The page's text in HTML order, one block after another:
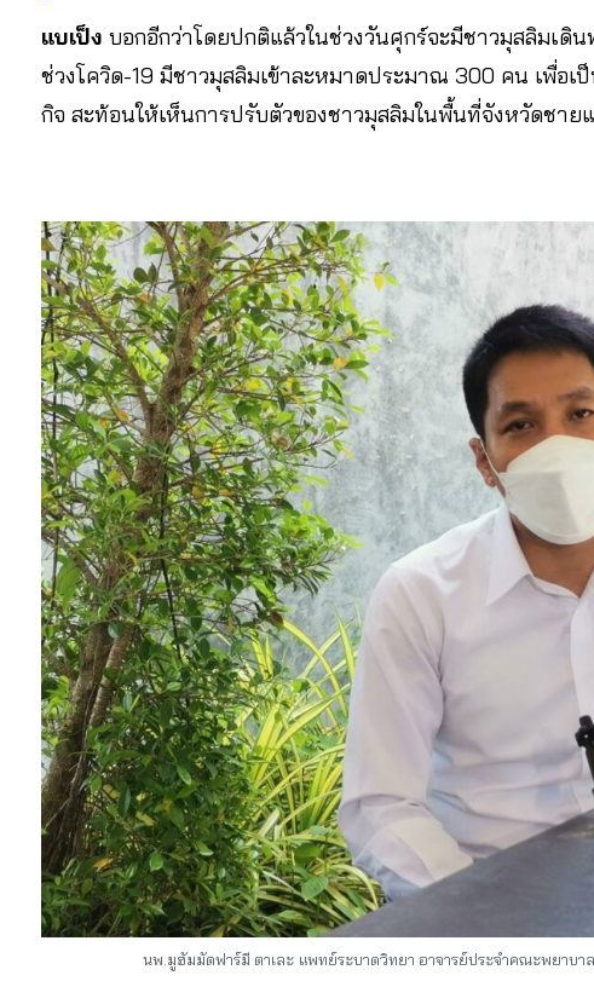
แบเป็ง บอกอีกว่าโดยปกติแล้วในช่วงวันศุกร์จะมีชาวมุสลิมเดิ
ช่วงโควิด-19 มีชาวมุสลิมเข้าละหมาดประมาณ 300 คน เพื่อเ
กิจ สะท้อนให้เห็นการปรับตัวของชาวมุสลิมในพื้นที่จังหวัดชา
นพ.มูฮัมมัดฟาร์มี​ ตาเละ แพทย์ระบาดวิทยา​ อาจารย์ประจำคณะพยาบ